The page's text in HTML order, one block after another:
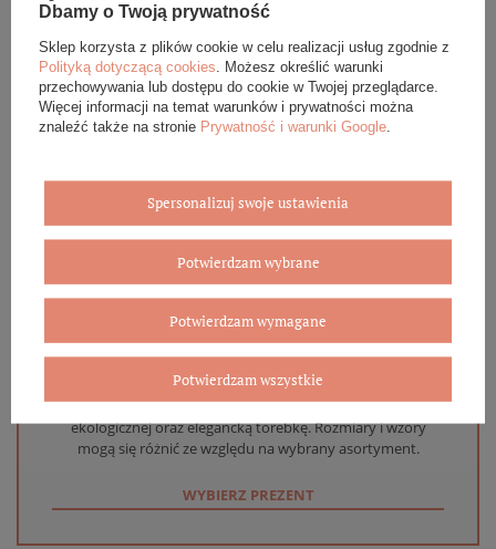
DANE SZCZEGÓŁOWE
OPINIE (0)
GWARANCJA
Eleganckie opakowanie gratis
Biżuterię i zegarki zakupione w sklepie internetowym
BOVEM otrzymasz jako gotowy do wręczenia upominek. Do
każdego zamówienia dołączamy pudełko ze skóry
ekologicznej oraz elegancką torebkę. Rozmiary i wzory
mogą się różnić ze względu na wybrany asortyment.
WYBIERZ PREZENT
Dbamy o Twoją prywatność
Sklep korzysta z plików cookie w celu realizacji usług zgodnie z
Polityką dotyczącą cookies . Możesz określić warunki
przechowywania lub dostępu do cookie w Twojej przeglądarce.
Więcej informacji na temat warunków i prywatności można
znaleźć także na stronie Prywatność i warunki Google
Spersonalizuj swoje ustawienia
Potwierdzam wybrane
Potwierdzam wymagane
Potwierdzam wszystkie